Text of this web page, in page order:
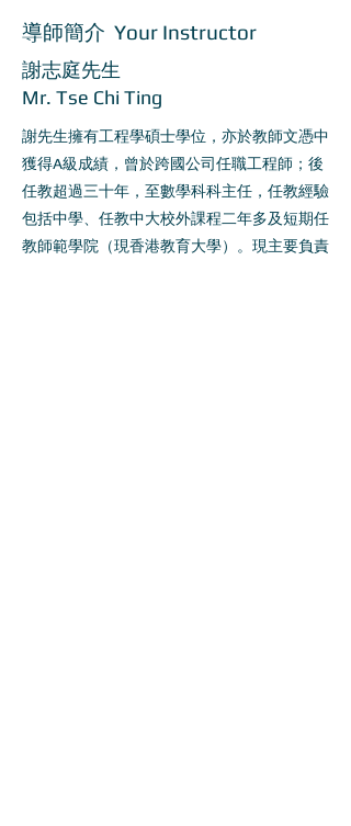
導師簡介 Your Instructor
謝志庭先生
Mr. Tse Chi Ting
謝先生擁有工程學碩士學位，亦於教師文憑中
獲得A級成績，曾於跨國公司任職工程師；後
任教超過三十年，至數學科科主任，任教經驗
包括中學、任教中大校外課程二年多及短期任
教師範學院（現香港教育大學）。現主要負責